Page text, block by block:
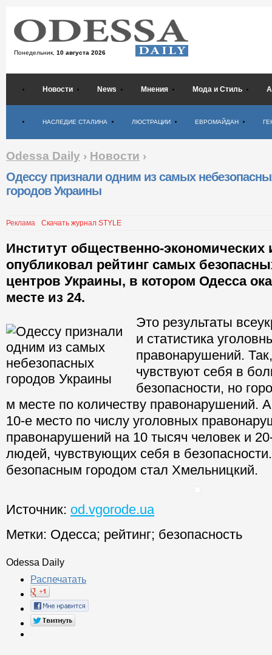
Понедельник, 10 августа 2026
Новости News Мнения Мода и Стиль
НАСЛЕДИЕ СТАЛИНА ЛЮСТРАЦИИ ЕВРОМАЙДАН
Odessa Daily › Новости ›
Одессу признали одним из самых
городов Украины
Реклама Скачать журнал STYLE
Институт общественно-экономических
опубликовал рейтинг самых
центров Украины, в котором Одесса
месте из 24.
Это результаты
и статистика
правонарушений.
чувствуют себя в
безопасности, но
м месте по количеству правонарушений.
10-е место по числу уголовных
правонарушений на 10 тысяч человек и
людей, чувствующих себя в
безопасным городом стал Хмельницкий.
Источник: od.vgorode.ua
Метки: Одесса; рейтинг; безопасность
Odessa Daily
Распечатать